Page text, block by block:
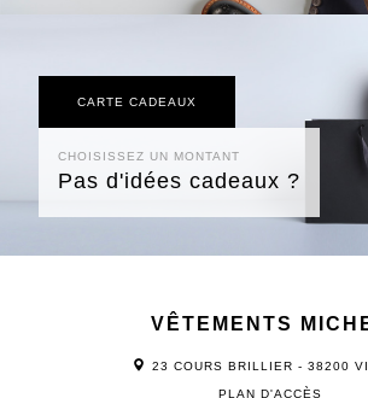
CARTE CADEAUX
CHOISISSEZ UN MONTANT
Pas d'idées cadeaux ?
VÊTEMENTS
23 COURS BRILLIER - 38200
PLAN D'ACCÈS